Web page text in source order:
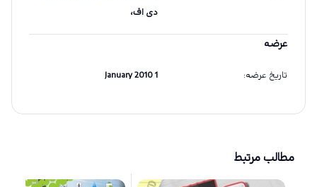
دی اف،
عرضه
تاریخ عرضه:
1 January 2010
مطالب مرتبط